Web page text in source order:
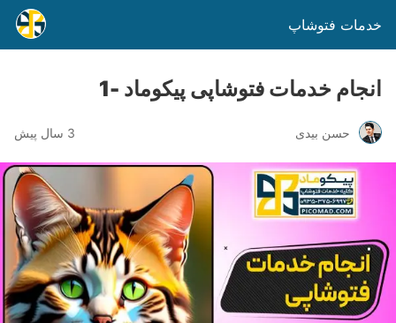
خدمات فتوشاپ
انجام خدمات فتوشاپی پیکوماد -1
حسن بیدی 3 سال پیش